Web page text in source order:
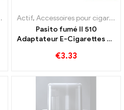
,Évaporateur
Actif, Accessoires pour cigarettes électroniques
Pasito fumé II 510
Adaptateur E-Cigarettes en
€3.33